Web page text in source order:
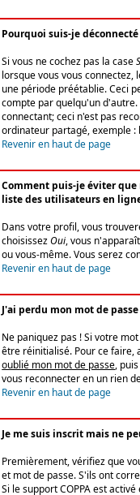
Pourquoi suis-je
Si vous ne cochez pas la case
lorsque vous vous
une période préétablie. Ceci
compte par quelqu'un
connectant; ceci n'est pas
ordinateur partagé, exemple
Revenir en haut de page
Comment puis-je éviter
liste des utilisateurs en
Dans votre profil, vous
choisissezOui, vous
ou vous-même. Vous serez
Revenir en haut de page
J'ai perdu mon mot de passe
Ne paniquez pas ! Si votre
être réinitialisé. Pour ce faire,
oublié mon mot de passe,
vous reconnecter en un rien
Revenir en haut de page
Je me suis inscrit mais ne
Premièrement, vérifiez que
et mot de passe. S'ils ont
Si le support COPPA est